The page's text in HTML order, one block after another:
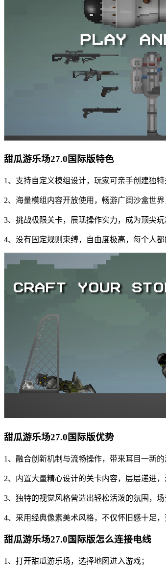
甜瓜游乐场27.0国际版特色
1、支持自定义模组设计，玩家可亲手创建独
2、海量模组内容开放使用，畅游广阔沙盒世界
3、挑战极限关卡，展现操作实力，成为顶尖玩
4、没有固定规则束缚，自由度极高，每个人
甜瓜游乐场27.0国际版优势
1、融合创新机制与流畅操作，带来耳目一新
2、内置大量精心设计的关卡内容，层层递进
3、独特的视觉风格营造出轻松活泼的氛围，
4、采用经典像素美术风格，不仅怀旧感十足
甜瓜游乐场27.0国际版怎么连接电线
1、打开甜瓜游乐场，选择地图进入游戏；